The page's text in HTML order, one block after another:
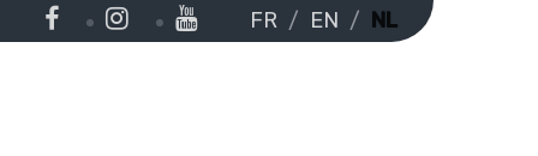
FR EN NL